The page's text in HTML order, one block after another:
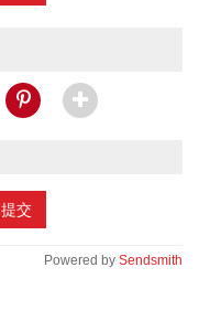
提交
Powered by Sendsmith